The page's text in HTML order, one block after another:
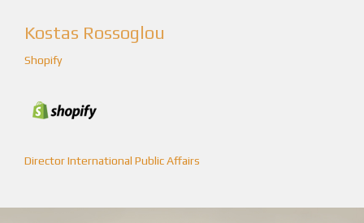
Kostas Rossoglou
Shopify
Director International Public Affairs